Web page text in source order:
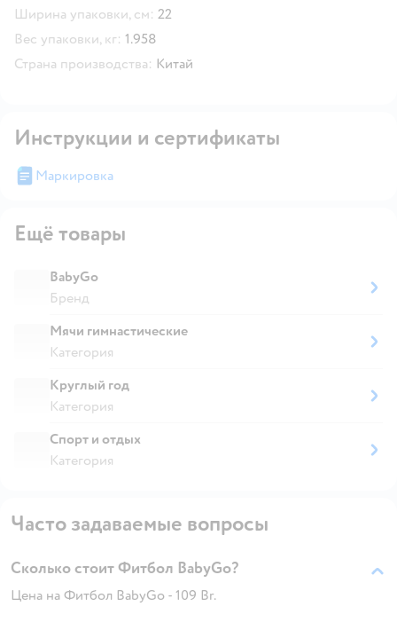
Ширина упаковки, см: 22
Вес упаковки, кг: 1.958
Страна производства: Китай
Инструкции и сертификаты
Маркировка
Ещё товары
BabyGo
Бренд
Мячи гимнастические
Категория
Круглый год
Категория
Спорт и отдых
Категория
Часто задаваемые вопросы
Сколько стоит Фитбол BabyGo?
Цена на Фитбол BabyGo - 109 Br.